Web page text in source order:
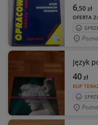
OFERTA Z
6,50zł
Język
KUP
40zł